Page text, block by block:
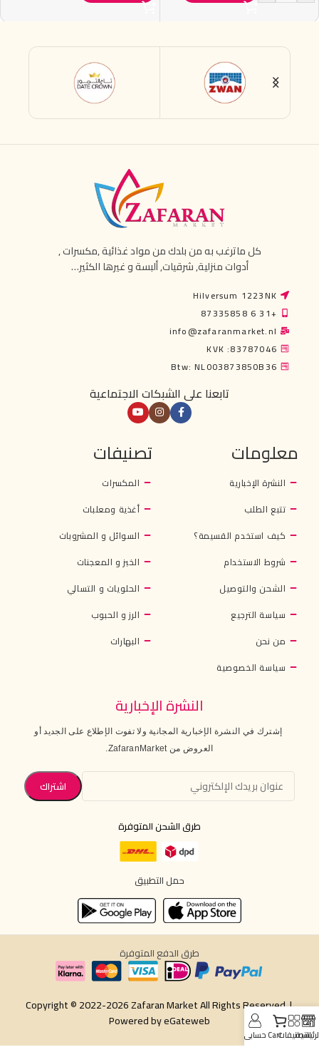
كل ماترغب به من بلدك من مواد غذائية ,مكسرات ,
أدوات منزلية, شرقيات, ألبسة و غيرها الكثير…
Hilversum 1223NK
+31 6 87335858
info@zafaranmarket.nl
KVK :83787046
Btw: NL003873850B36
تابعنا على الشبكات الاجتماعية
معلومات
النشرة الإخبارية
تتبع الطلب
كيف استخدم القسيمة؟
شروط الاستخدام
الشحن والتوصيل
سياسة الترجيع
من نحن
سياسة الخصوصية
تصنيفات
المكسرات
أغذية ومعلبات
السوائل و المشروبات
الخبز و المعجنات
الحلويات و التسالي
الرز و الحبوب
البهارات
النشرة الإخبارية
إشترك في النشرة الإخبارية المجانية ولا تفوت الإطلاع على الجديد أو
العروض من ZafaranMarket.
طرق الشحن المتوفرة
حمل التطبيق
طرق الدفع المتوفرة
Copyright © 2022-2026 Zafaran Market All Rights Reserved |
Powered byeGateweb
التصنيفاتCart حسابي